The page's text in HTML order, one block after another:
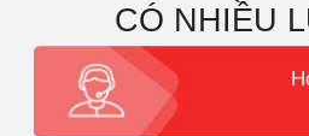
CÓ NHIỀU